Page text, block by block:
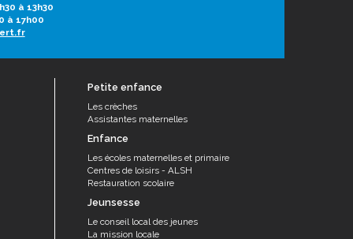
à 13h30
à 17h00
Petite enfance
Les crèches
Assistantes maternelles
Enfance
Les écoles maternelles et primaire
Centres de loisirs - ALSH
Restauration scolaire
Jeunsesse
Le conseil local des jeunes
La mission locale